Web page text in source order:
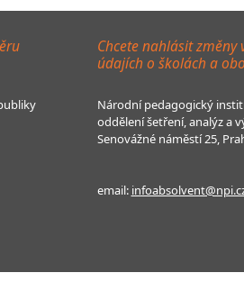
Chcete nahlásit změny
údajích o školách a
Národní pedagogický
oddělení šetření, analýz a
Senovážné náměstí 25,
email: